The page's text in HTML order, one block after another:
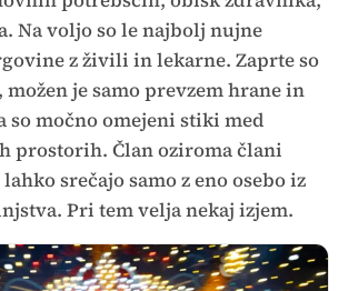
Na voljo so le najbolj nujne
z živili in lekarne. Zaprte so
je samo prevzem hrane in
so močno omejeni stiki med
prostorih. Član oziroma člani
srečajo samo z eno osebo iz
Pri tem velja nekaj izjem.